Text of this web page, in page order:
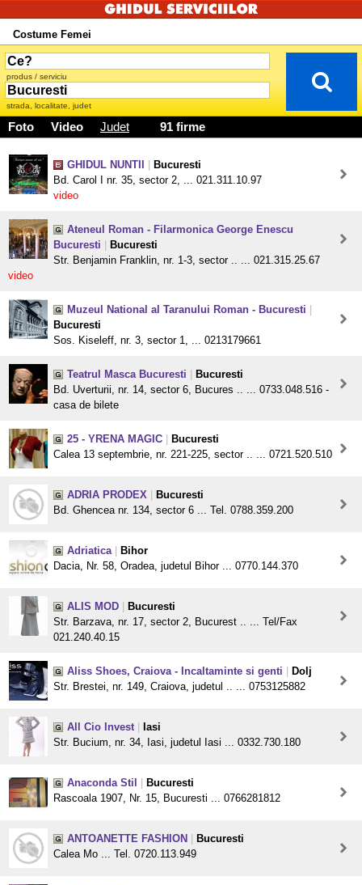
Costume Femei
produs / serviciu
strada, localitate, judet
Foto Video Judet 91 firme
GHIDUL NUNTII
Bucuresti
Bd. Carol I nr. 35, sector 2, ... 021.311.10.97
video
Ateneul Roman - Filarmonica George Enescu
Bucuresti
Bucuresti
Str. Benjamin Franklin, nr. 1-3, sector .. ... 021.315.25.67
video
Muzeul National al Taranului Roman - Bucuresti
Bucuresti
Sos. Kiseleff, nr. 3, sector 1, ... 0213179661
Teatrul Masca Bucuresti
Bucuresti
Bd. Uverturii, nr. 14, sector 6, Bucures .. ... 0733.048.516 -
casa de bilete
25 - YRENA MAGIC
Bucuresti
Calea 13 septembrie, nr. 221-225, sector .. ... 0721.520.510
ADRIA PRODEX
Bucuresti
Bd. Ghencea nr. 134, sector 6 ... Tel. 0788.359.200
Adriatica
Bihor
Dacia, Nr. 58, Oradea, judetul Bihor ... 0770.144.370
ALIS MOD
Bucuresti
Str. Barzava, nr. 17, sector 2, Bucurest .. ... Tel/Fax
021.240.40.15
Aliss Shoes, Craiova - Incaltaminte si genti
Dolj
Str. Brestei, nr. 149, Craiova, judetul .. ... 0753125882
All Cio Invest
Iasi
Str. Bucium, nr. 34, Iasi, judetul Iasi ... 0332.730.180
Anaconda Stil
Bucuresti
Rascoala 1907, Nr. 15, Bucuresti ... 0766281812
ANTOANETTE FASHION
Bucuresti
Calea Mo ... Tel. 0720.113.949